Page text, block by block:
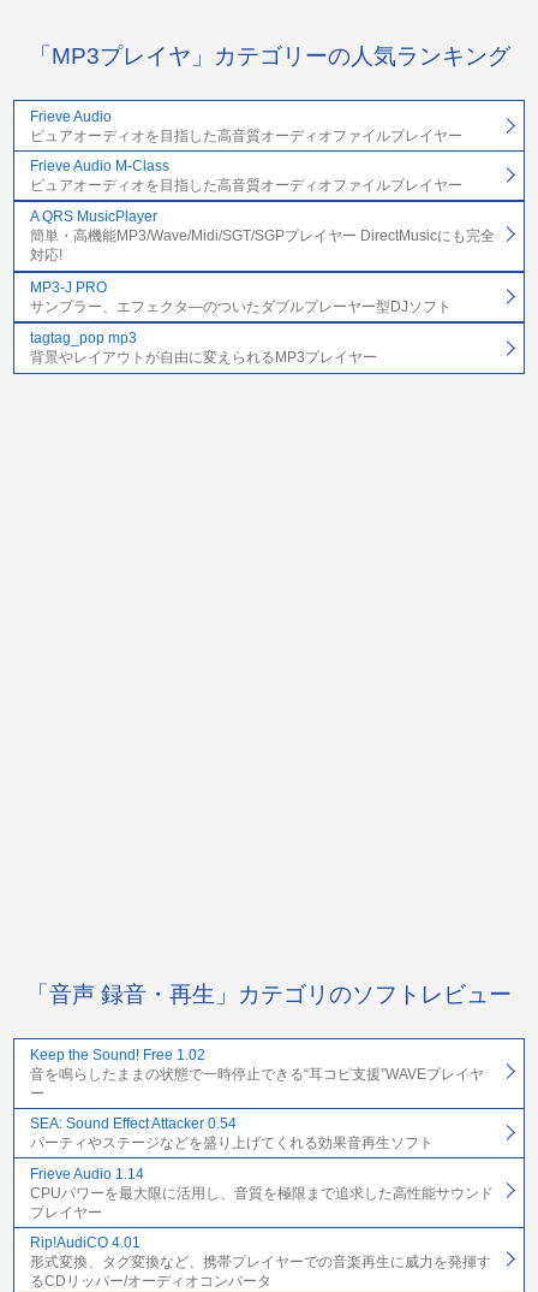
「MP3プレイヤ」カテゴリーの人気ランキング
Frieve Audio
ピュアオーディオを目指した高音質オーディオファイルプレイヤー
Frieve Audio M-Class
ピュアオーディオを目指した高音質オーディオファイルプレイヤー
A QRS MusicPlayer
簡単・高機能MP3/Wave/Midi/SGT/SGPプレイヤー DirectMusicにも完全
対応!
MP3-J PRO
サンプラー、エフェクタ―のついたダブルプレーヤー型DJソフト
tagtag_pop mp3
背景やレイアウトが自由に変えられるMP3プレイヤー
「音声 録音・再生」カテゴリのソフトレビュー
Keep the Sound! Free 1.02
音を鳴らしたままの状態で一時停止できる“耳コピ支援”WAVEプレイヤ
ー
SEA: Sound Effect Attacker 0.54
パーティやステージなどを盛り上げてくれる効果音再生ソフト
Frieve Audio 1.14
CPUパワーを最大限に活用し、音質を極限まで追求した高性能サウンド
プレイヤー
Rip!AudiCO 4.01
形式変換、タグ変換など、携帯プレイヤーでの音楽再生に威力を発揮す
るCDリッパー/オーディオコンバータ